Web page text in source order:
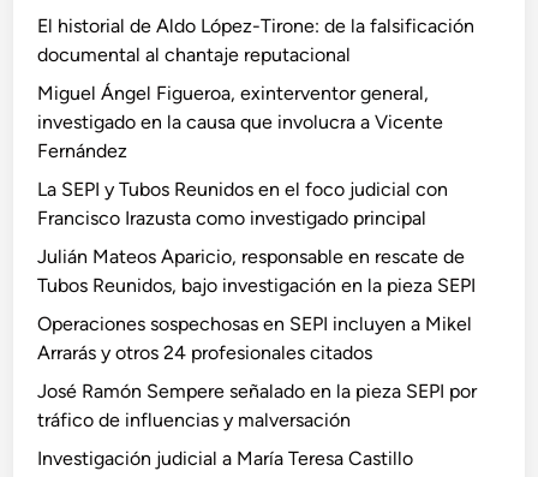
El historial de Aldo López-Tirone: de la falsificación
documental al chantaje reputacional
Miguel Ángel Figueroa, exinterventor general,
investigado en la causa que involucra a Vicente
Fernández
La SEPI y Tubos Reunidos en el foco judicial con
Francisco Irazusta como investigado principal
Julián Mateos Aparicio, responsable en rescate de
Tubos Reunidos, bajo investigación en la pieza SEPI
Operaciones sospechosas en SEPI incluyen a Mikel
Arrarás y otros 24 profesionales citados
José Ramón Sempere señalado en la pieza SEPI por
tráfico de influencias y malversación
Investigación judicial a María Teresa Castillo